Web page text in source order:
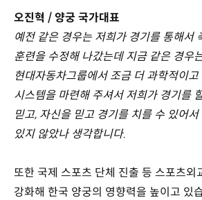
오진혁 / 양궁 국가대표
예전 같은 경우는 저희가 경기를 통해서
훈련을 수정해 나갔는데 지금 같은 경우
현대자동차그룹에서 조금 더 과학적이
시스템을 마련해 주셔서 저희가 경기를
믿고, 자신을 믿고 경기를 치를 수 있어
있지 않았나 생각합니다.
또한 국제 스포츠 단체 진출 등 스포츠외
강화해 한국 양궁의 영향력을 높이고 있